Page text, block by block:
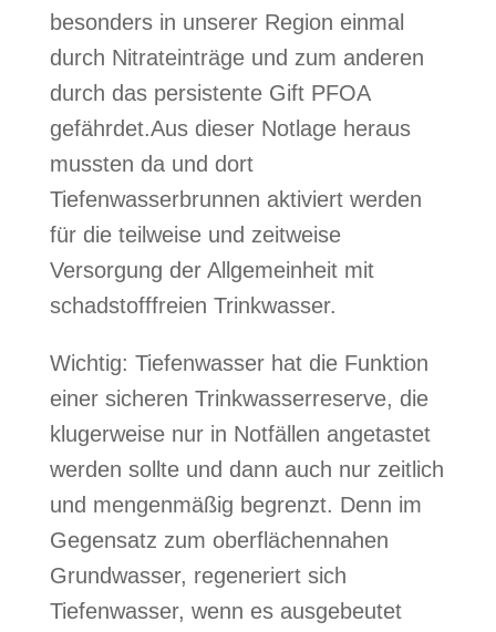
besonders in unserer Region einmal
durch Nitrateinträge und zum anderen
durch das persistente Gift PFOA
gefährdet.Aus dieser Notlage heraus
mussten da und dort
Tiefenwasserbrunnen aktiviert werden
für die teilweise und zeitweise
Versorgung der Allgemeinheit mit
schadstofffreien Trinkwasser.
Wichtig: Tiefenwasser hat die Funktion
einer sicheren Trinkwasserreserve, die
klugerweise nur in Notfällen angetastet
werden sollte und dann auch nur zeitlich
und mengenmäßig begrenzt. Denn im
Gegensatz zum oberflächennahen
Grundwasser, regeneriert sich
Tiefenwasser, wenn es ausgebeutet